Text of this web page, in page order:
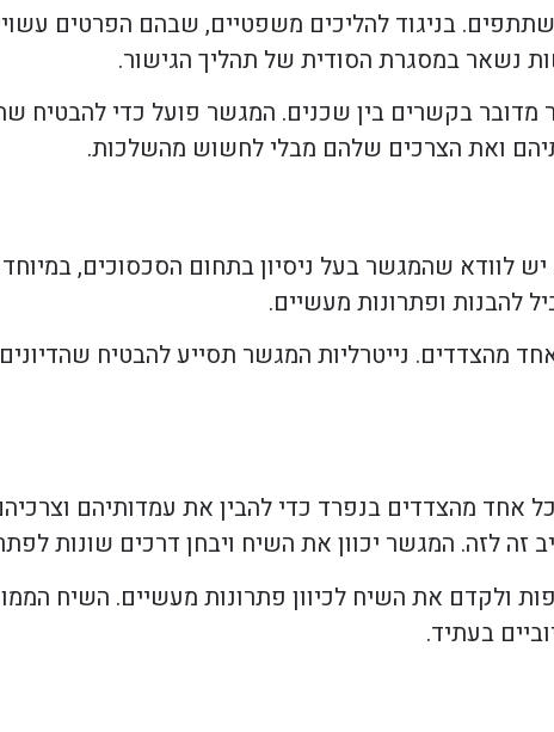
בניגוד להליכים משפטיים, שבהם הפרטים
נשאר במסגרת הסודית של תהליך הגישור.
בקשרים בין שכנים. המגשר פועל כדי להבטיח
ואת הצרכים שלהם מבלי לחשוש מהשלכות.
לוודא שהמגשר בעל ניסיון בתחום הסכסוכים, במיוחד
להבנות ופתרונות מעשיים.
מהצדדים. נייטרליות המגשר תסייע להבטיח שהדיונים
מהצדדים בנפרד כדי להבין את עמדותיהם
לזה. המגשר יכוון את השיח ויבחן דרכים שונות
את השיח לכיוון פתרונות מעשיים. השיח
בעתיד.